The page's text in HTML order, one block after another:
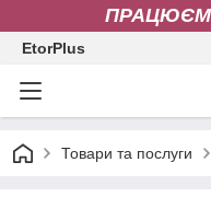
EtorPlus
Товари та послуги